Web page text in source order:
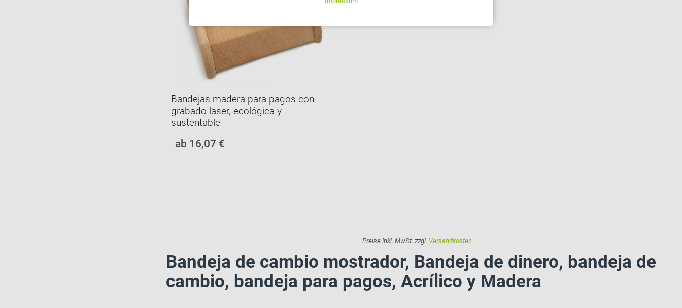
Preise inkl. MwSt. zzgl. Versandkosten
Bandeja de cambio mostrador, Bandeja de dinero, bandeja de
cambio, bandeja para pagos, Acrílico y Madera
Bandejas madera para pagos con
grabado laser, ecológica y
sustentable
ab 16,07 €